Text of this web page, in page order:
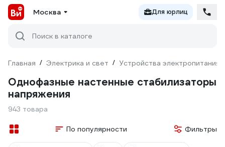
Москва Для юрлиц
Поиск в каталоге
Главная / Электрика и свет / Устройства электропитания
Однофазные настенные стабилизаторы
напряжения
943 товара
По популярности Фильтры